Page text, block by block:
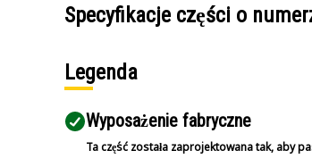
Specyfikacje części o
Legenda
Wyposażenie fabryczne
Ta część została zaprojektowana tak, aby